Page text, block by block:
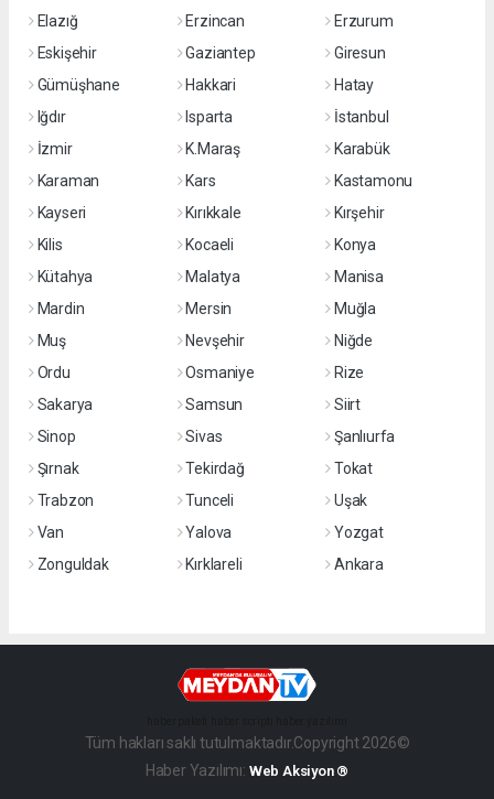
Elazığ
Erzincan
Erzurum
Eskişehir
Gaziantep
Giresun
Gümüşhane
Hakkari
Hatay
Iğdır
Isparta
İstanbul
İzmir
K.Maraş
Karabük
Karaman
Kars
Kastamonu
Kayseri
Kırıkkale
Kırşehir
Kilis
Kocaeli
Konya
Kütahya
Malatya
Manisa
Mardin
Mersin
Muğla
Muş
Nevşehir
Niğde
Ordu
Osmaniye
Rize
Sakarya
Samsun
Siirt
Sinop
Sivas
Şanlıurfa
Şırnak
Tekirdağ
Tokat
Trabzon
Tunceli
Uşak
Van
Yalova
Yozgat
Zonguldak
Kırklareli Ankara
Tüm hakları saklı tutulmaktadır.Copyright 2026©
Haber Yazılımı: Web Aksiyon ®